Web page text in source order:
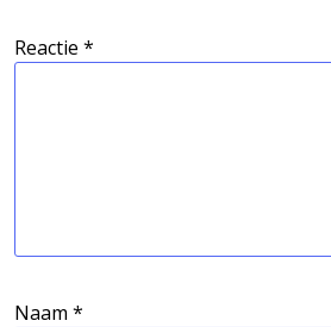
Reactie *
Naam *